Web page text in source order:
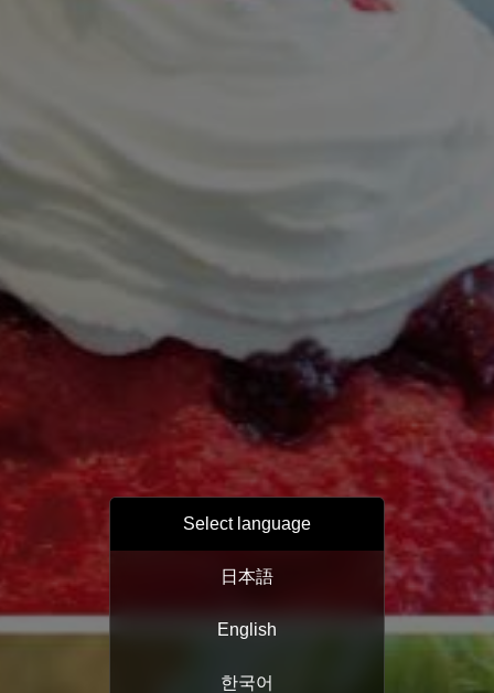
Select language
日本語
English
한국어